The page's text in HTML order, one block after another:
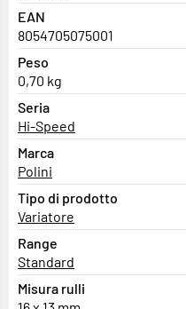
EAN
8054705075001
Peso
0,70 kg
Seria
Hi-Speed
Marca
Polini
Tipo di prodotto
Variatore
Range
Standard
Misura rulli